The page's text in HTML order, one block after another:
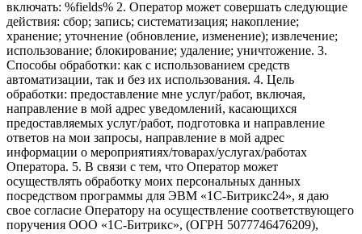
включать: %fields% 2. Оператор может совершать следующие
действия: сбор; запись; систематизация; накопление;
хранение; уточнение (обновление, изменение); извлечение;
использование; блокирование; удаление; уничтожение. 3.
Способы обработки: как с использованием средств
автоматизации, так и без их использования. 4. Цель
обработки: предоставление мне услуг/работ, включая,
направление в мой адрес уведомлений, касающихся
предоставляемых услуг/работ, подготовка и направление
ответов на мои запросы, направление в мой адрес
информации о мероприятиях/товарах/услугах/работах
Оператора. 5. В связи с тем, что Оператор может
осуществлять обработку моих персональных данных
посредством программы для ЭВМ «1С-Битрикс24», я даю
свое согласие Оператору на осуществление соответствующего
поручения ООО «1С-Битрикс», (ОГРН 5077746476209),